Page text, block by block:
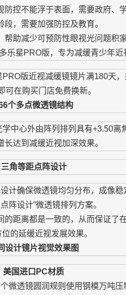
控不能浮于表面，需要政府、
，需要加强防控及教育。
助减少可预防性眼视光问题积
乐星PRO版，专为减缓青少年近
版近视减缓镜镜片满180天
在购买门店免费换新。
个多点微透镜结构
中心外由阵列排列具有+3.50离
达到减缓近视加深效果。
三角等距点阵设计
计确保微透镜均匀分布，成像
阵设计”微透镜排列方案。
距离都是一致的，从而保证了
的延缓近视发展效果。
设计镜片视觉效果图
美国进口PC材质
微透镜圆润规则使用钢模万吨压